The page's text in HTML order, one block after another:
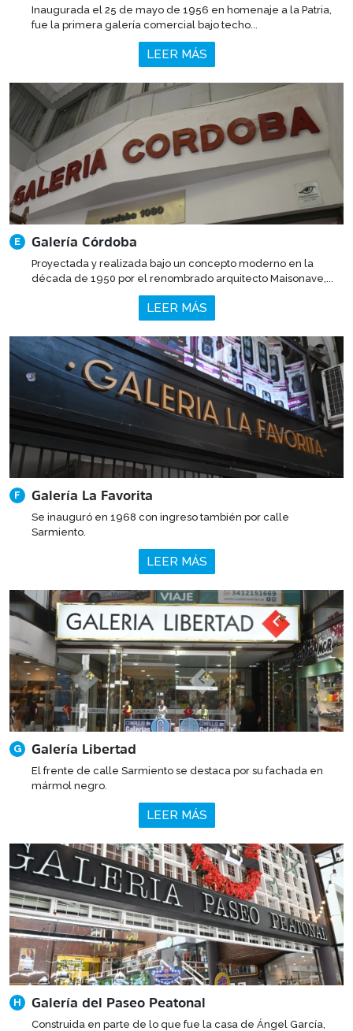
Inaugurada el 25 de mayo de 1956 en homenaje a la Patria,
fue la primera galería comercial bajo techo...
LEER MÁS
E Galería Córdoba
Proyectada y realizada bajo un concepto moderno en la
década de 1950 por el renombrado arquitecto Maisonave,...
LEER MÁS
F Galería La Favorita
Se inauguró en 1968 con ingreso también por calle
Sarmiento.
LEER MÁS
G Galería Libertad
El frente de calle Sarmiento se destaca por su fachada en
mármol negro.
LEER MÁS
H Galería del Paseo Peatonal
Construida en parte de lo que fue la casa de Ángel García,